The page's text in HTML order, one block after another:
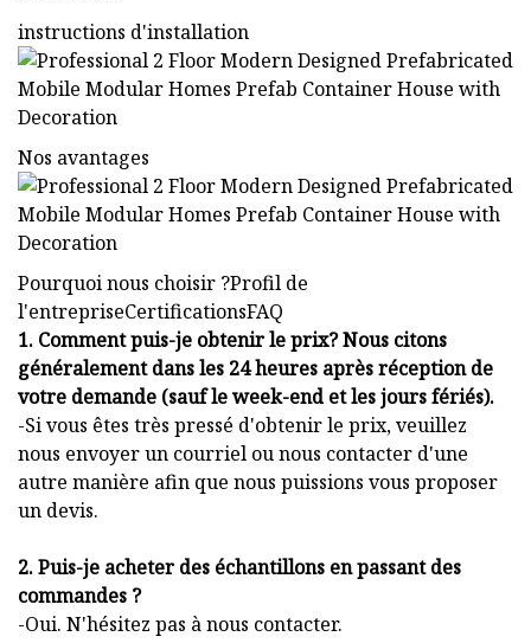
instructions d'installation
Nos avantages
Pourquoi nous choisir ?Profil de
l'entrepriseCertificationsFAQ
1. Comment puis-je obtenir le prix? Nous citons
généralement dans les 24 heures après réception de
votre demande (sauf le week-end et les jours fériés).
-Si vous êtes très pressé d'obtenir le prix, veuillez
nous envoyer un courriel ou nous contacter d'une
autre manière afin que nous puissions vous proposer
un devis.
2. Puis-je acheter des échantillons en passant des
commandes ?
-Oui. N'hésitez pas à nous contacter.